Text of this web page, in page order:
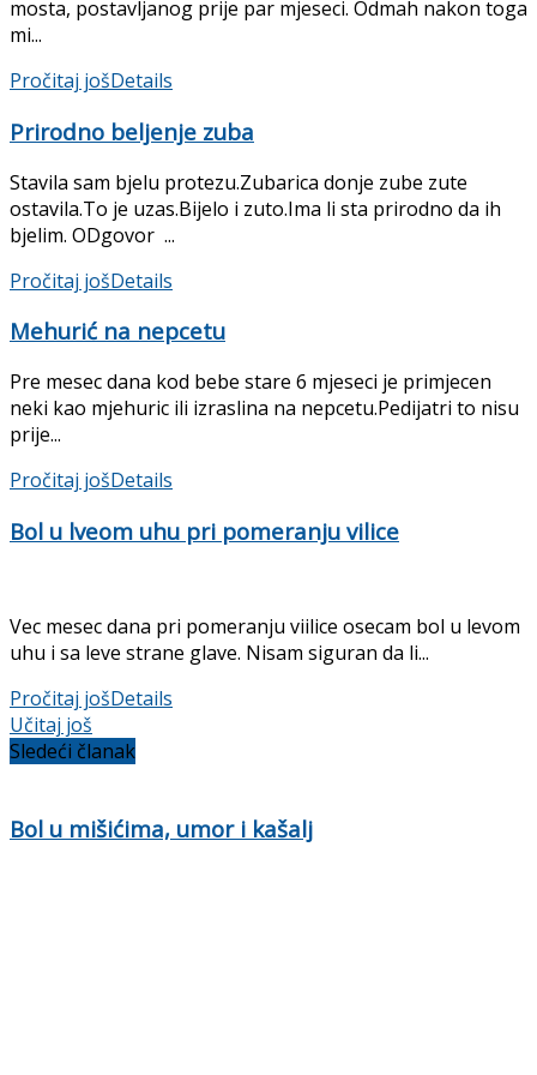
mosta, postavljanog prije par mjeseci. Odmah nakon toga
mi...
Pročitaj jošDetails
Prirodno beljenje zuba
Stavila sam bjelu protezu.Zubarica donje zube zute
ostavila.To je uzas.Bijelo i zuto.Ima li sta prirodno da ih
bjelim. ODgovor ...
Pročitaj jošDetails
Mehurić na nepcetu
Pre mesec dana kod bebe stare 6 mjeseci je primjecen
neki kao mjehuric ili izraslina na nepcetu.Pedijatri to nisu
prije...
Pročitaj jošDetails
Bol u lveom uhu pri pomeranju vilice
Vec mesec dana pri pomeranju viilice osecam bol u levom
uhu i sa leve strane glave. Nisam siguran da li...
Pročitaj jošDetails
Učitaj još
Sledeći članak
Bol u mišićima, umor i kašalj